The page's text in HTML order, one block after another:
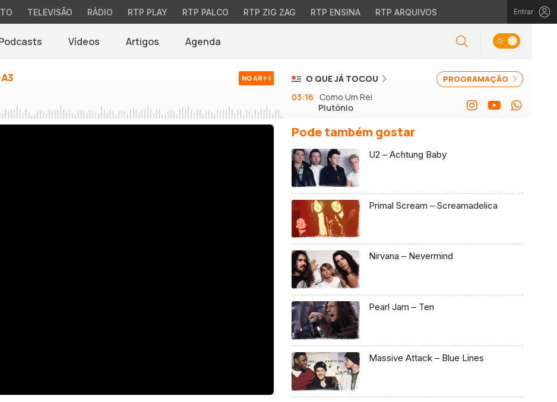
TELEVISÃO RÁDIO RTP PLAY RTP PALCO RTP ZIG ZAG RTP ENSINA RTP ARQUIVOS Entrar
Vídeos Artigos Agenda
NO AR PROGRAMAÇÃO
O QUE JÁ TOCOU
03:16
Como Um Rei
Plutónio
Pode também gostar
U2 – Achtung Baby
Primal Scream – Screamadelica
Nirvana – Nevermind
Pearl Jam – Ten
Massive Attack – Blue Lines